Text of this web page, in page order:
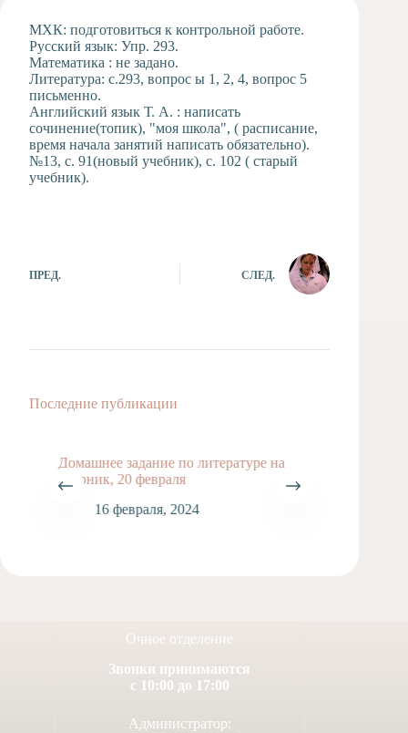
студия
Музыкальное
отделение
Психологическая
Служба
Тьюторская
служба
МХК: подготовиться к контрольной работе.
Русский язык: Упр. 293.
Математика : не задано.
Литература: с.293, вопрос ы 1, 2, 4, вопрос 5
письменно.
Английский язык Т. А. : написать
сочинение(топик), "моя школа", ( расписание,
время начала занятий написать обязательно).
№13, с. 91(новый учебник), с. 102 ( старый
учебник).
ПРЕД. СЛЕД.
Последние публикации
Домашнее задание по литературе на
вторник, 20 февраля
16 февраля, 2024
Очное отделение
Звонки принимаются
с 10:00 до 17:00
Администратор: